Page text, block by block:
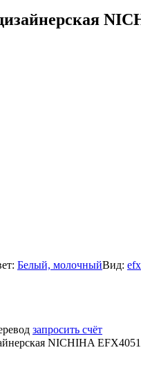
Белый, молочныйВид:
запросить счёт
NICHIHA